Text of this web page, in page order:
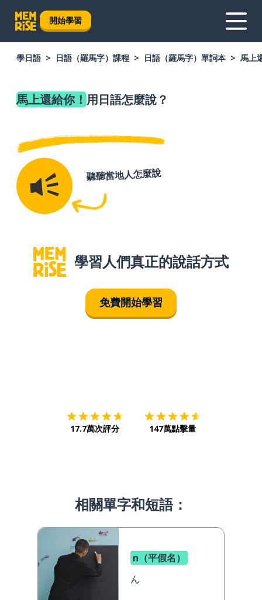
開始學習
學日語 日語（羅馬字）課程 日語（羅馬字）單詞本 馬上
馬上還給你！用日語怎麼說？
聽聽當地人怎麼說
學習人們真正的說話方式
免費開始學習
17.7萬次評分 147萬點擊量
相關單字和短語：
n（平假名）
ん